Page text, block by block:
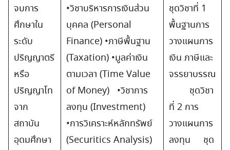
จบการ
ศึกษาใน
ระดับ
ปริญญาตรี
หรือ
ปริญญาโท
จาก
สถาบัน
อุดมศึกษา
•วิชาบริหารการเงินส่วน
บุคคล (Personal
Finance) •ภาษีพื้นฐาน
(Taxation) •มูลค่าเงิน
ตามเวลา (Time Value
of Money) •วิชาการ
ลงทุน (Investment)
•การวิเคราะห์หลักทรัพย์
(Securitics Analysis)
ชุดวิชาที่ 1
พื้นฐานการ
วางแผนการ
เงิน ภาษีและ
จรรยาบรรณ
ชุดวิชา
ที่ 2 การ
วางแผนการ
ลงทุน ชุด